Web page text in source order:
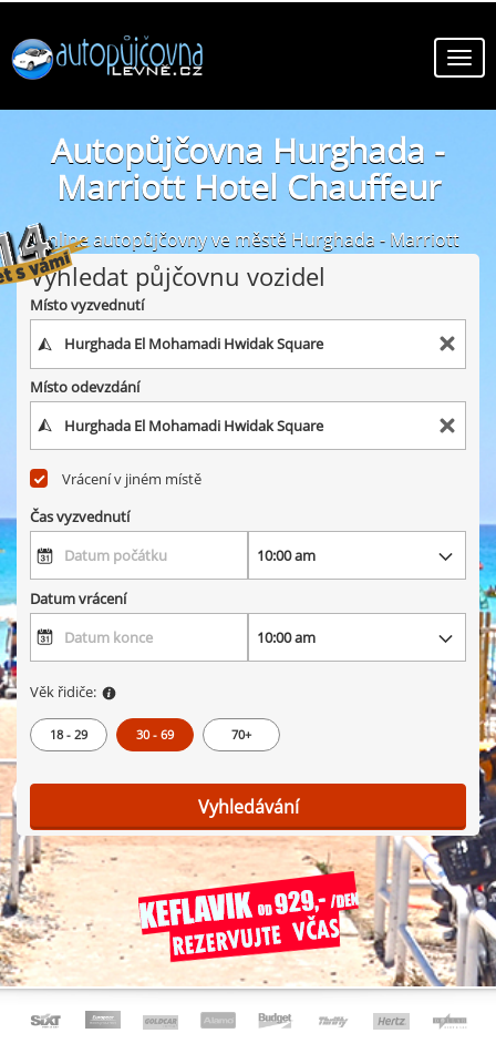
Autopůjčovna Hurghada -
Marriott Hotel Chauffeur
online autopůjčovny ve městě Hurghada - Marriott
Hotel Chauffeur
Vyhledat půjčovnu vozidel
Místo vyzvednutí
Místo odevzdání
Vrácení v jiném místě
Čas vyzvednutí
Datum vrácení
Věk řidiče:
18 - 29 30 - 69 70+
Vyhledávání